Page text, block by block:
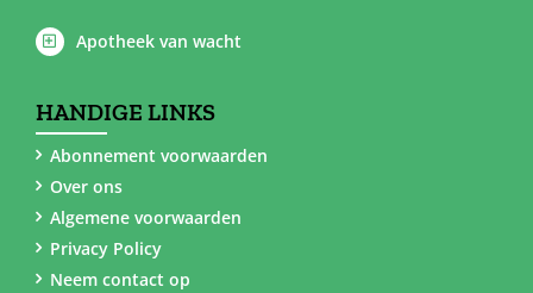
Apotheek van wacht
HANDIGE LINKS
Abonnement voorwaarden
Over ons
Algemene voorwaarden
Privacy Policy
Neem contact op